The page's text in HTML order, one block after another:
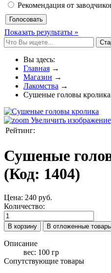
Рекомендация от
Показать результаты »
Вы здесь:
Главная →
Магазин →
Лакомства →
Сушеные головы кролика
Увеличить изображение
Рейтинг:
Сушеные
(Код: 1404)
Цена: 240 руб.
Количество:
Описание
вес: 100 гр
Сопутствующие товары